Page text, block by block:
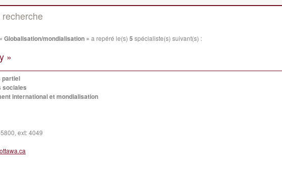
« Globalisation/mondialisation » a repéré le(s) 5 spécialiste(s) suivant(s) :
»
partiel
sociales
international et mondialisation
ext: 4049